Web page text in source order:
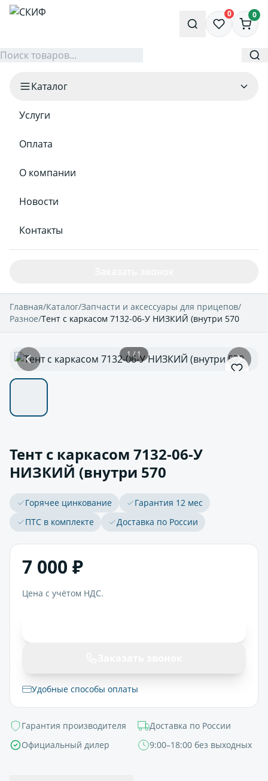
0 0
Каталог
Услуги
Оплата
О компании
Новости
Контакты
Главная/Каталог/Запчасти и аксессуары для прицепов/
Разное/Тент с каркасом 7132-06-У НИЗКИЙ (внутри 570
1 / 1
Тент с каркасом 7132-06-У
НИЗКИЙ (внутри 570
Горячее цинкование
Гарантия 12 мес
ПТС в комплекте
Доставка по России
7 000 ₽
Цена с учётом НДС.
Удобные способы оплаты
Гарантия производителя
Доставка по России
Официальный дилер
9:00–18:00 без выходных